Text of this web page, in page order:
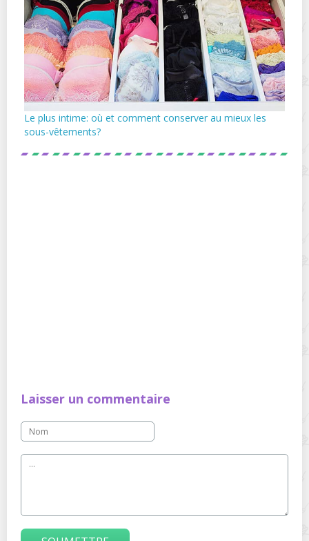
Le plus intime: où et comment conserver au mieux les
sous-vêtements?
Laisser un commentaire